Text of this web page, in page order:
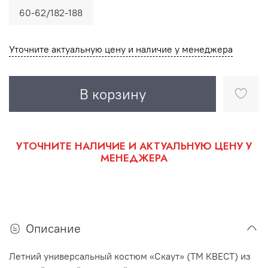
Уточните актуальную цену и наличие у менеджера
В корзину
60-62/182-188
УТОЧНИТЕ НАЛИЧИЕ И АКТУАЛЬНУЮ ЦЕНУ У
МЕНЕДЖЕРА
Описание
Летний универсальный костюм «Скаут» (ТМ КВЕСТ) из